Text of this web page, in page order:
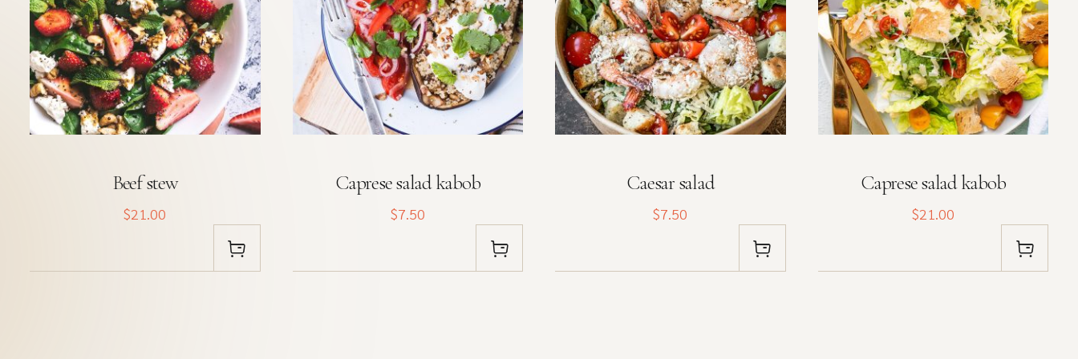
Beef stew
$21.00
Caprese salad kabob
$7.50
Caesar salad
$7.50
Caprese salad kabob
$21.00